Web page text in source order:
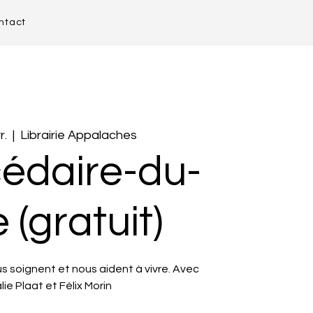
  |
Librairie Appalaches
du-
(gratuit)
soignent et nous aident à vivre. Avec
Plaat et Félix Morin